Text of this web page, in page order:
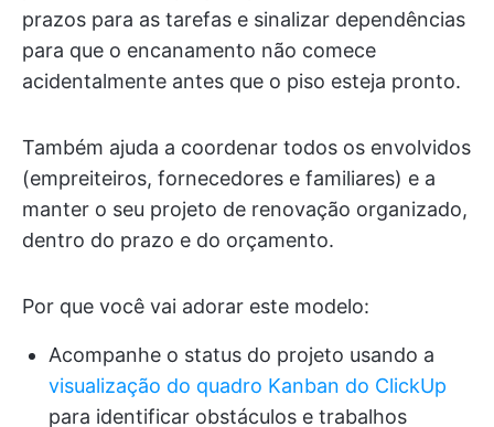
prazos para as tarefas e sinalizar dependências
para que o encanamento não comece
acidentalmente antes que o piso esteja pronto.
Também ajuda a coordenar todos os envolvidos
(empreiteiros, fornecedores e familiares) e a
manter o seu projeto de renovação organizado,
dentro do prazo e do orçamento.
Por que você vai adorar este modelo:
Acompanhe o status do projeto usando a
visualização do quadro Kanban do ClickUp
para identificar obstáculos e trabalhos